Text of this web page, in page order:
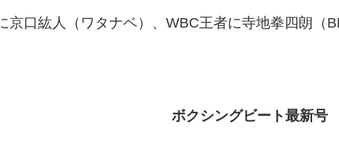
口紘人（ワタナベ）、WBC王者に寺地拳四朗（
ボクシングビート最新号